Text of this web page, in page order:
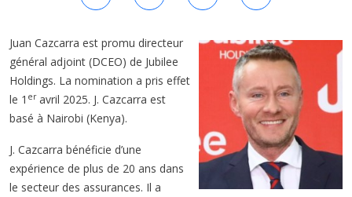
Juan Cazcarra est promu directeur
général adjoint (DCEO) de Jubilee
Holdings. La nomination a pris effet
le 1 eravril 2025. J. Cazcarra est
basé à Nairobi (Kenya).
J. Cazcarra bénéficie d’une
expérience de plus de 20 ans dans
le secteur des assurances. Il a